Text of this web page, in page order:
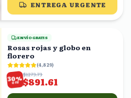
ENTREGA URGENTE
ENVÍO GRATIS
Rosas rojas y globo en
florero
(4,829)
30%
OFF
$1273.73
$891.61